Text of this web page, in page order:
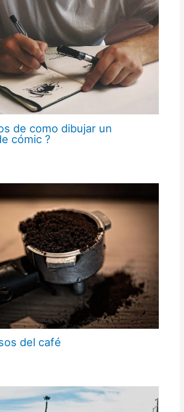
de como dibujar un
cómic ?
del café